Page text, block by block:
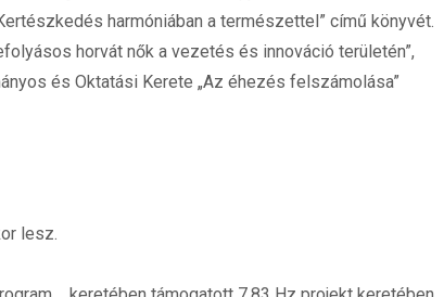
harmóniában a természettel” című könyvét.
horvát nők a vezetés és innováció területén”,
és Oktatási Kerete „Az éhezés felszámolása”
lesz.